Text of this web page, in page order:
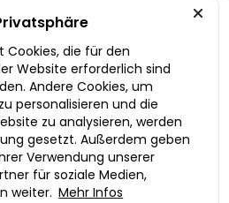
der Schweiz
Cookies, die für den
Website erforderlich sind
Andere Cookies, um
personalisieren und die
zu analysieren, werden
gesetzt. Außerdem geben
Verwendung unserer
für soziale Medien,
weiter. Mehr Infos